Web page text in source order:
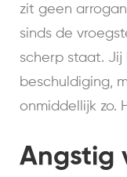
zit geen
sinds de
scherp staat.
beschuldiging,
onmiddellijk zo.
Angstig